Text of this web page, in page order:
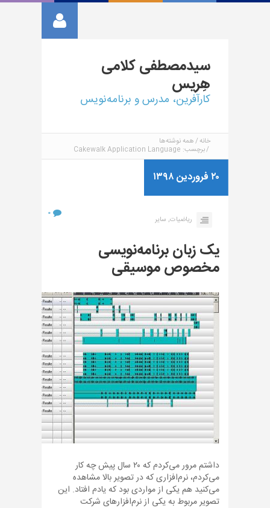
سیدمصطفیکلامی
هِریس
کارآفرین، مدرس و برنامه‌نویس
خانه همه نوشته‌ها
برچسب: Cakewalk Application Language
۲۰ فروردین ۱۳۹۸
ریاضیات, سایر
۰
یک زبان برنامه‌نویسی
مخصوص موسیقی
داشتم مرور می‌کردم که ۲۰ سال پیش چه کار
می‌کردم، نرم‌افزاری که در تصویر بالا مشاهده
می‌کنید هم یکی از مواردی بود که یادم افتاد. این
تصویر مربوط به یکی از نرم‌افزارهای شرکت